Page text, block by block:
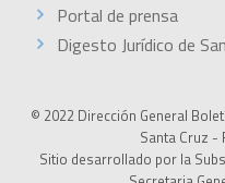
Portal de prensa
Digesto Jurídico de
© 2022 Dirección General
Santa Cruz -
Sitio desarrollado por la